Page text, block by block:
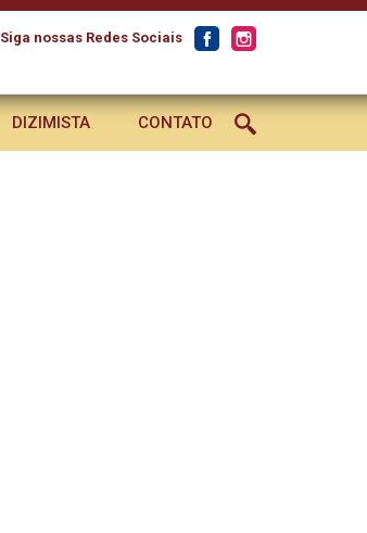
Siga nossas Redes Sociais
DIZIMISTA CONTATO